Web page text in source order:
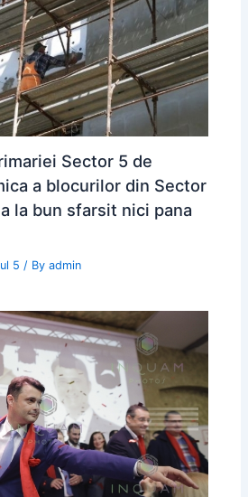
Sector 5 de
a blocurilor din Sector
la bun sfarsit nici pana
5 / Byadmin